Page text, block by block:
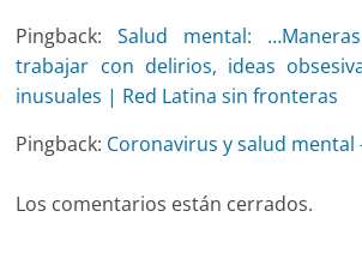
Pingback:Salud mental:
trabajar con delirios, ideas
inusuales | Red Latina sin fronteras
Pingback: Coronavirus y salud mental
Los comentarios están cerrados.